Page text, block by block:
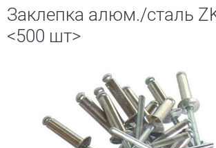
Заклепка алюм./сталь
<500 шт>